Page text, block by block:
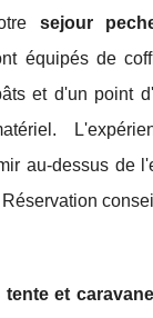
sejour
équipés de
et d'un point
au-dessus de
tente et